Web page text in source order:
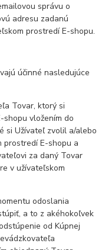
správu o
adresu zadanú
prostredí E-shopu.
účinné nasledujúce
Tovar, ktorý si
vložením do
si Užívateľ zvolil a/alebo
prostredí E-shopu a
za daný Tovar
v užívateľskom
odoslania
a to z akéhokoľvek
od Kúpnej